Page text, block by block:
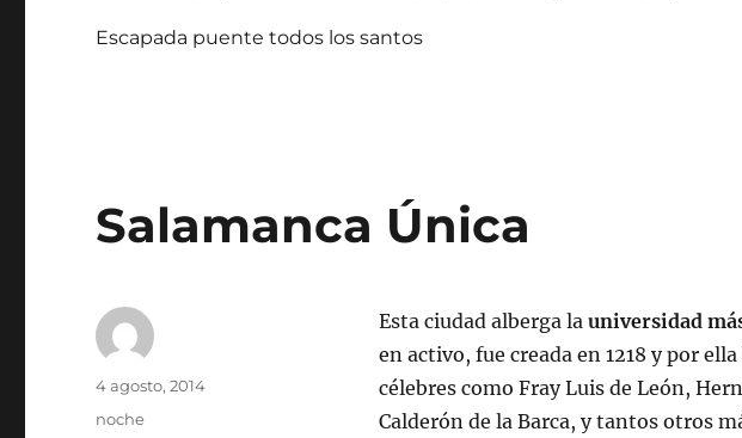
Escapada puente todos los santos
Salamanca Única
Esta ciudad alberga la universidad
en activo, fue creada en 1218 y por
célebres como Fray Luis de León,
Calderón de la Barca, y tantos otros
Autor
Publicado
4 agosto, 2014
Categorías
noche